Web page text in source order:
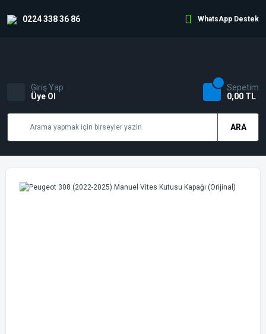
0224 338 36 86 WhatsApp Destek
ARA
Giriş Yap
Üye Ol
Sepetim
0,00 TL